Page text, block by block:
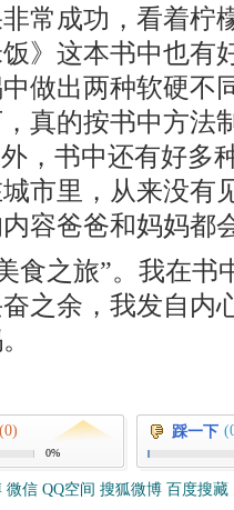
常成功，看着柠
》这本书中也有
做出两种软硬不
真的按书中方法
，书中还有好多
市里，从来没有
容爸爸和妈妈都
食之旅”。我在书
之余，我发自内
(0)
0%
踩一下
微信 QQ空间 搜狐微博 百度搜藏